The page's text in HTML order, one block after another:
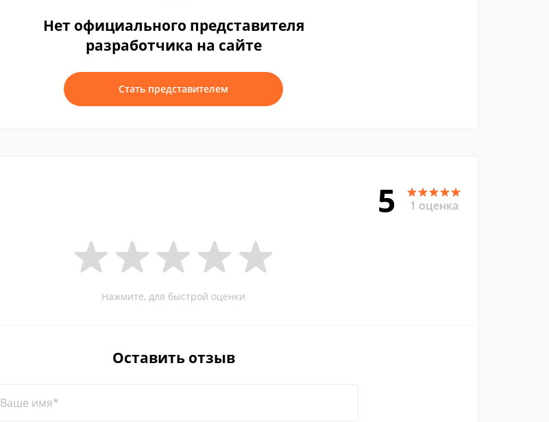
Нет официального представителя
разработчика на сайте
Стать представителем
5 1 оценка
Нажмите, для быстрой оценки
Оставить отзыв
Ваше имя*